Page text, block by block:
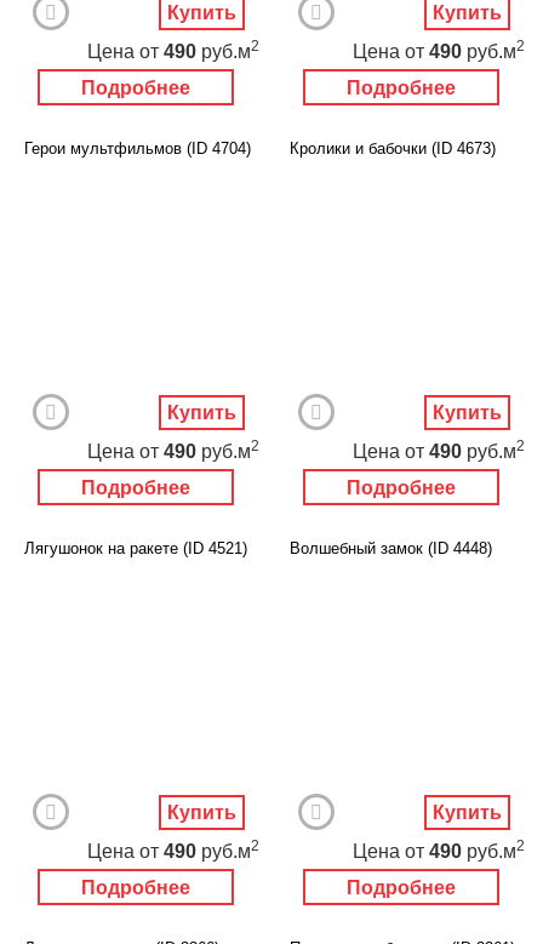
Подробнее
Цена от 490 руб.м2
Купить
Подробнее
Цена от 490 руб.м2
Купить
Герои мультфильмов (ID 4704)
Подробнее
Цена от 490 руб.м2
Купить
Кролики и бабочки (ID 4673)
Подробнее
Цена от 490 руб.м2
Купить
Лягушонок на ракете (ID 4521)
Подробнее
Цена от 490 руб.м2
Купить
Волшебный замок (ID 4448)
Подробнее
Цена от 490 руб.м2
Купить